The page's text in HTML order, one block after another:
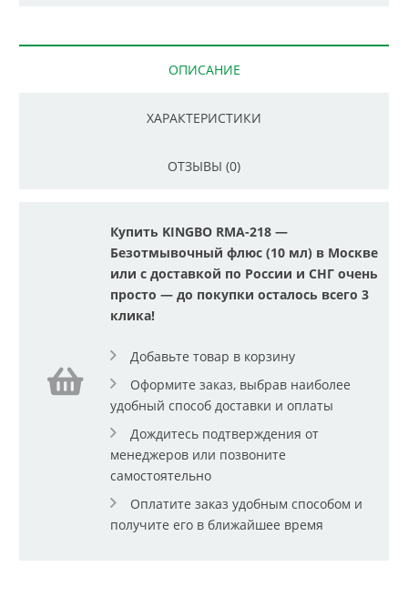
ОПИСАНИЕ
ХАРАКТЕРИСТИКИ
ОТЗЫВЫ (0)
Купить KINGBO RMA-218 —
Безотмывочный флюс (10 мл) в Москве
или с доставкой по России и СНГ очень
просто — до покупки осталось всего 3
клика!
Добавьте товар в корзину
Оформите заказ, выбрав наиболее
удобный способ доставки и оплаты
Дождитесь подтверждения от
менеджеров или позвоните
самостоятельно
Оплатите заказ удобным способом и
получите его в ближайшее время